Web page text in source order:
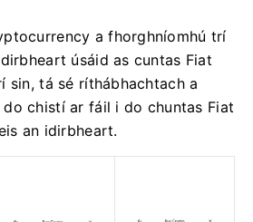
a fhorghníomhú trí
úsáid as cuntas Fiat
sin, tá sé ríthábhachtach a
chistí ar fáil i do chuntas Fiat
an idirbheart.